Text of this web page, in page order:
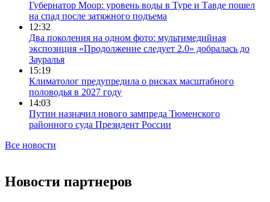
Губернатор Моор: уровень воды в Туре и Тавде пошел
на спад после затяжного подъема
12:32
Два поколения на одном фото: мультимедийная
экспозиция «Продолжение следует 2.0» добралась до
Зауралья
15:19
Климатолог предупредила о рисках масштабного
половодья в 2027 году
14:03
Путин назначил нового зампреда Тюменского
районного суда Президент России
Все новости
Новости партнеров